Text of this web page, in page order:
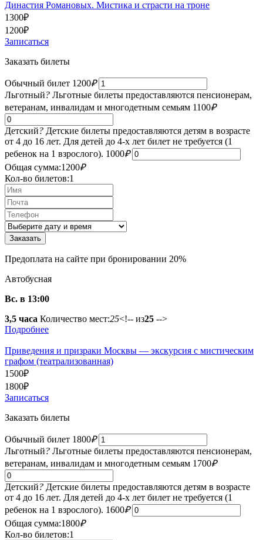
Династия Романовых. Мистика и страсти на троне
1300₽
1200₽
Записаться
Заказать билеты
Обычный билет 1200₽
Льготный? Льготные билеты предоставляются пенсионерам,
ветеранам, инвалидам и многодетным семьям 1100₽
Детский? Детские билеты предоставляются детям в возрасте
от 4 до 16 лет. Для детей до 4-х лет билет не требуется (1
ребенок на 1 взрослого). 1000₽
Общая сумма:1200₽
Кол-во билетов:1
Предоплата на сайте при бронировании 20%
Автобусная
Вс. в 13:00
3,5 часа Количество мест:25<!-- из25 -->
Подробнее
Приведения и призраки Москвы — экскурсия с мистическим
графом (театрализованная)
1500₽
1800₽
Записаться
Заказать билеты
Обычный билет 1800₽
Льготный? Льготные билеты предоставляются пенсионерам,
ветеранам, инвалидам и многодетным семьям 1700₽
Детский? Детские билеты предоставляются детям в возрасте
от 4 до 16 лет. Для детей до 4-х лет билет не требуется (1
ребенок на 1 взрослого). 1600₽
Общая сумма:1800₽
Кол-во билетов:1